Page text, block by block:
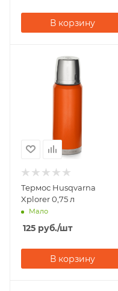
В корзину
Термос Husqvarna
Xplorer 0,75 л
Мало
125 руб./шт
В корзину